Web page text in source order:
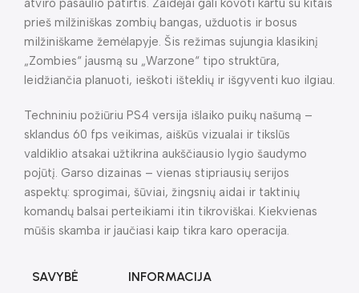
atviro pasaulio patirtis. Žaidėjai gali kovoti kartu su kitais
prieš milžiniškas zombių bangas, užduotis ir bosus
milžiniškame žemėlapyje. Šis režimas sujungia klasikinį
„Zombies“ jausmą su „Warzone“ tipo struktūra,
leidžiančia planuoti, ieškoti išteklių ir išgyventi kuo ilgiau.
Techniniu požiūriu PS4 versija išlaiko puikų našumą –
sklandus 60 fps veikimas, aiškūs vizualai ir tikslūs
valdiklio atsakai užtikrina aukščiausio lygio šaudymo
pojūtį. Garso dizainas – vienas stipriausių serijos
aspektų: sprogimai, šūviai, žingsnių aidai ir taktinių
komandų balsai perteikiami itin tikroviškai. Kiekvienas
mūšis skamba ir jaučiasi kaip tikra karo operacija.
SAVYBĖ INFORMACIJA